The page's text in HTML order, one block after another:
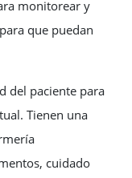
monitorear y
que puedan
del paciente para
Tienen una
cuidado